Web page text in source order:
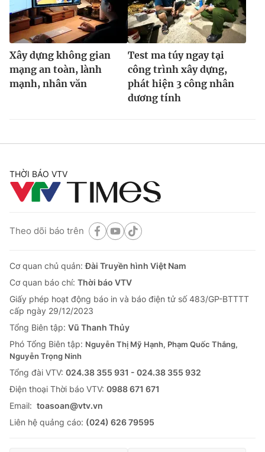
Xây dựng không gian
mạng an toàn, lành
mạnh, nhân văn
Test ma túy ngay tại
công trình xây dựng,
phát hiện 3 công nhân
dương tính
THỜI BÁO VTV
Theo dõi báo trên
Cơ quan chủ quản:Đài Truyền hình Việt Nam
Cơ quan báo chí: Thời báo VTV
Giấy phép hoạt động báo in và báo điện tử số 483/GP-BTTTT
cấp ngày 29/12/2023
Tổng Biên tập: Vũ Thanh Thủy
Phó Tổng Biên tập: Nguyễn Thị Mỹ Hạnh, Phạm Quốc Thắng,
Nguyễn Trọng Ninh
Tổng đài VTV: 024.38 355 931 - 024.38 355 932
Ðiện thoại Thời báo VTV: 0988 671 671
Email: toasoan@vtv.vn
Liên hệ quảng cáo: (024) 626 79595